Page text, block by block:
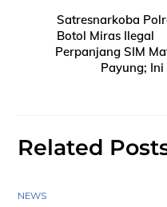
Satresnarkoba
Botol Miras Ilegal
Perpanjang SIM
Payung;
Related
NEWS